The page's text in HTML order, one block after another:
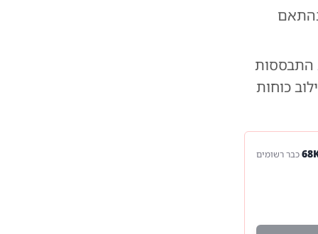
בהתאם
התבססות
כוחות
כבר רשומים